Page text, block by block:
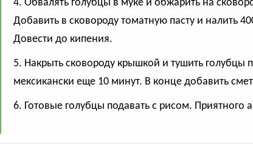
4. Обвалять голубцы в муке и обжарить на
Добавить в сковороду томатную пасту и налить
Довести до кипения.
5. Накрыть сковороду крышкой и тушить голубцы
мексикански еще 10 минут. В конце добавить
6. Готовые голубцы подавать с рисом. Приятного